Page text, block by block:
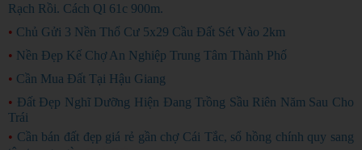
Rạch Rồi. Cách Ql 61c 900m.
• Chủ Gửi 3 Nền Thổ Cư 5x29 Cầu Đất Sét Vào 2km
• Nền Đẹp Kế Chợ An Nghiệp Trung Tâm Thành Phố
• Cần Mua Đất Tại Hậu Giang
• Đất Đẹp Nghĩ Dưỡng Hiện Đang Trồng Sầu Riên Năm Sau Cho
Trái
• Cần bán đất đẹp giá rẻ gần chợ Cái Tắc, sổ hồng chính quy sang